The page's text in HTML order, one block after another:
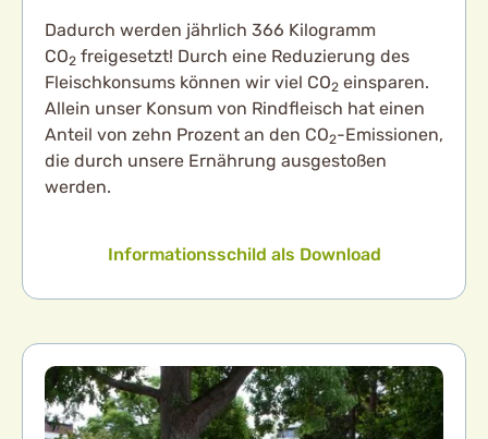
Dadurch werden jährlich 366 Kilogramm
CO2 freigesetzt! Durch eine Reduzierung des
Fleischkonsums können wir viel CO2 einsparen.
Allein unser Konsum von Rindfleisch hat einen
Anteil von zehn Prozent an den CO2-Emissionen,
die durch unsere Ernährung ausgestoßen
werden.
Informationsschild als Download